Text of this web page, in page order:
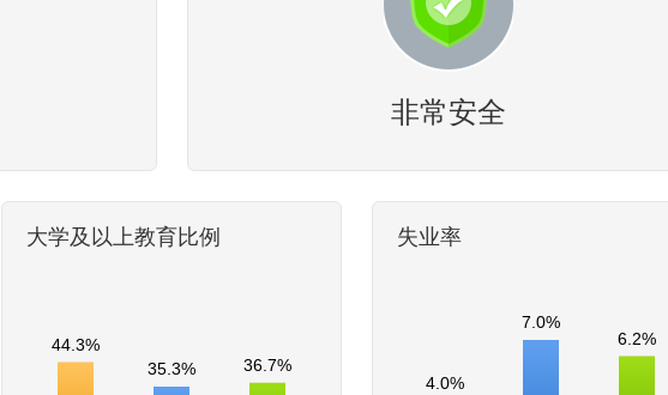
非常安全
大学及以上教育比例
44.3%
35.3%
36.7%
失业率
4.0%
7.0%
6.2%